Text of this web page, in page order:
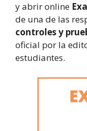
y abrir online
de una de las
controles y
oficial por la
estudiantes.